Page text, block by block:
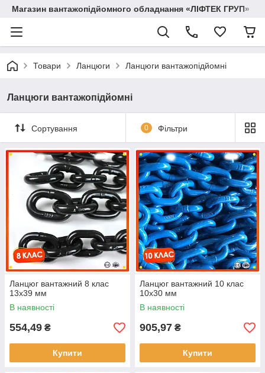
Магазин вантажопідйомного обладнання «ЛІФТЕК ГРУП»
Товари Ланцюги Ланцюги вантажопідйомні
Ланцюги вантажопідйомні
Сортування 0 Фільтри
Ланцюг вантажний 8 клас
13x39 мм
В наявності
554,49 ₴
Купити
Ланцюг вантажний 10 клас
10х30 мм
В наявності
905,97 ₴
Купити